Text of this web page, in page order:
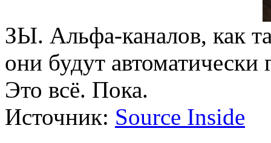
ЗЫ. Альфа-каналов, как
они будут автоматически
Это всё. Пока.
Источник: Source Inside